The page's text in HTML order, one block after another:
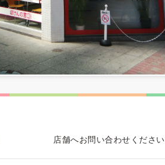
店舗へお問い合わせください